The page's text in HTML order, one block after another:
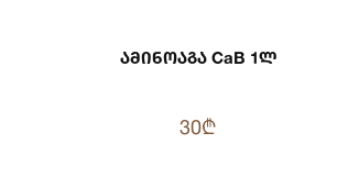
Ამინოაგა CaB 1ლ
30₾